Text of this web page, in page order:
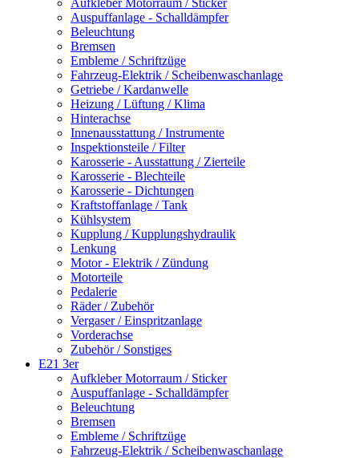
Aufkleber Motorraum / Sticker
Auspuffanlage - Schalldämpfer
Beleuchtung
Bremsen
Embleme / Schriftzüge
Fahrzeug-Elektrik / Scheibenwaschanlage
Getriebe / Kardanwelle
Heizung / Lüftung / Klima
Hinterachse
Innenausstattung / Instrumente
Inspektionsteile / Filter
Karosserie - Ausstattung / Zierteile
Karosserie - Blechteile
Karosserie - Dichtungen
Kraftstoffanlage / Tank
Kühlsystem
Kupplung / Kupplungshydraulik
Lenkung
Motor - Elektrik / Zündung
Motorteile
Pedalerie
Räder / Zubehör
Vergaser / Einspritzanlage
Vorderachse
Zubehör / Sonstiges
E21 3er
Aufkleber Motorraum / Sticker
Auspuffanlage - Schalldämpfer
Beleuchtung
Bremsen
Embleme / Schriftzüge
Fahrzeug-Elektrik / Scheibenwaschanlage